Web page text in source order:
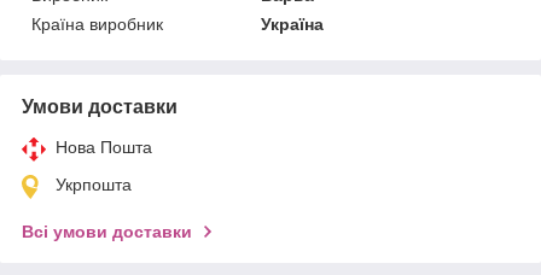
Країна виробник
Україна
Умови доставки
Нова Пошта
Укрпошта
Всі умови доставки